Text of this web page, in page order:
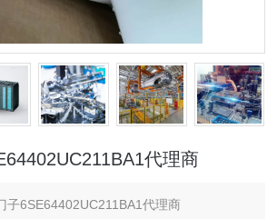
代理商
子6SE64402UC211BA1代理商